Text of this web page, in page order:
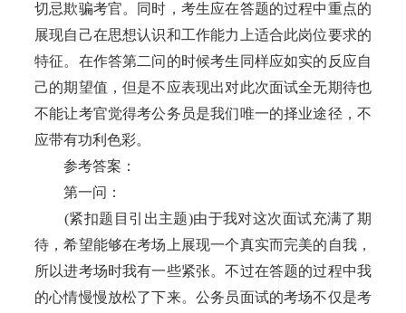
切忌欺骗考官。同时，考生应在答题的过程中重点的
展现自己在思想认识和工作能力上适合此岗位要求的
特征。在作答第二问的时候考生同样应如实的反应自
己的期望值，但是不应表现出对此次面试全无期待也
不能让考官觉得考公务员是我们唯一的择业途径，不
应带有功利色彩。
参考答案：
第一问：
(紧扣题目引出主题)由于我对这次面试充满了期
待，希望能够在考场上展现一个真实而完美的自我，
所以进考场时我有一些紧张。不过在答题的过程中我
的心情慢慢放松了下来。公务员面试的考场不仅是考